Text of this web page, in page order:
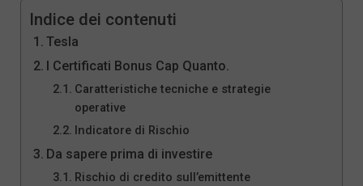
Indice dei contenuti
Tesla
I Certificati Bonus Cap Quanto.
Caratteristiche tecniche e strategie
operative
Indicatore di Rischio
Da sapere prima di investire
Rischio di credito sull’emittente